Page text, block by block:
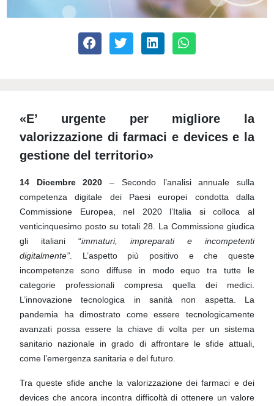
«E’ urgente per migliore la
valorizzazione di farmaci e devices e
la
gestione del territorio»
14 Dicembre 2020 – Secondo l’analisi annuale sulla
competenza digitale dei Paesi europei condotta dalla
Commissione Europea, nel 2020 l’Italia si colloca al
venticinquesimo posto su totali 28. La Commissione giudica
gli italiani “immaturi, impreparati e incompetenti
digitalmente” . L’aspetto più positivo e che queste
incompetenze sono diffuse in modo equo tra tutte le
categorie professionalicompresa quella dei medici.
L’innovazione tecnologica in sanità non aspetta. La
pandemia hadimostrato come essere tecnologicamente
avanzati possa essere la chiave di volta per un sistema
sanitario nazionale in grado di affrontare le sfide attuali,
come l’emergenza sanitaria e del futuro.
Tra queste sfide anche la valorizzazione dei farmaci e dei
devices che ancora incontra difficoltà diottenere un valore